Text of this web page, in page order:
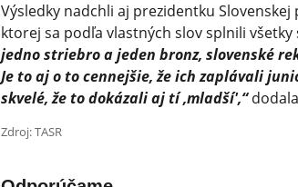
Výsledky nadchli aj prezidentku
ktorej sa podľa vlastných slov splnili všetky
jedno striebro a jeden bronz, slovenské
Je to aj o to cennejšie, že ich zaplávali
skvelé, že to dokázali aj tí ,mladší',“
Zdroj: TASR